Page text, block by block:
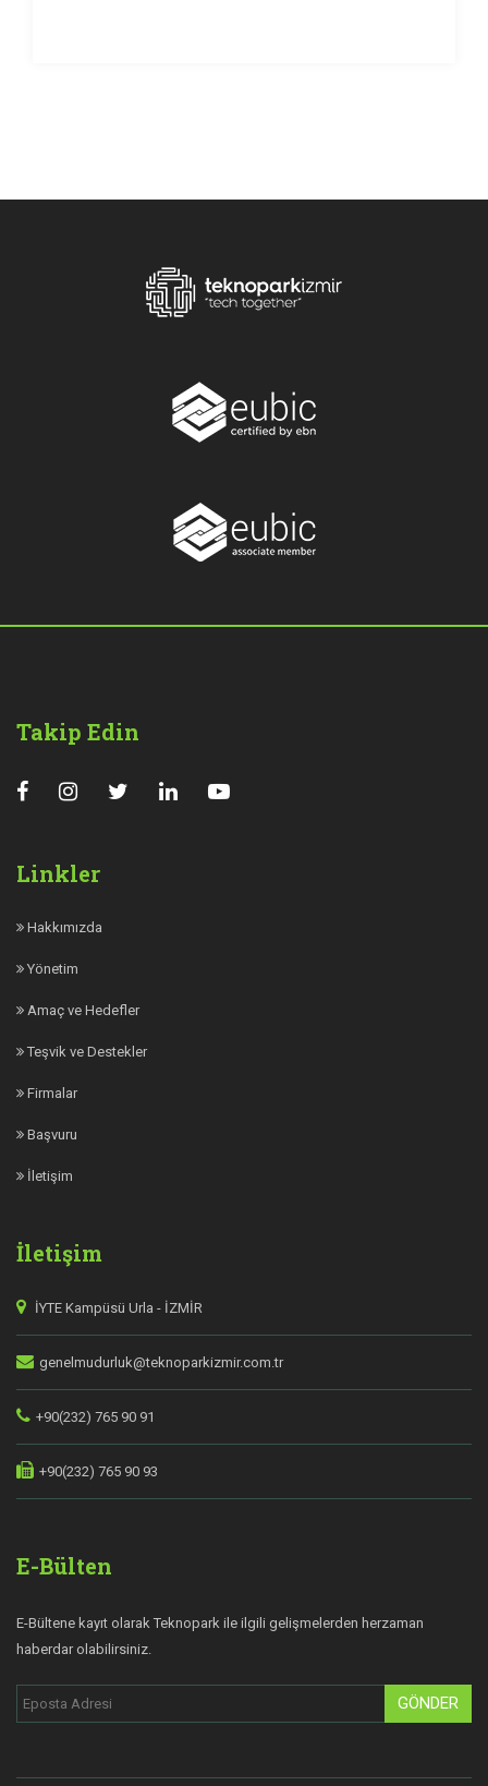
Takip Edin
Linkler
Hakkımızda
Yönetim
Amaç ve Hedefler
Teşvik ve Destekler
Firmalar
Başvuru
İletişim
İletişim
İYTE Kampüsü Urla - İZMİR
genelmudurluk@teknoparkizmir.com.tr
+90(232) 765 90 91
+90(232) 765 90 93
E-Bülten
E-Bültene kayıt olarak Teknopark ile ilgili gelişmelerden herzaman
haberdar olabilirsiniz.
GÖNDER